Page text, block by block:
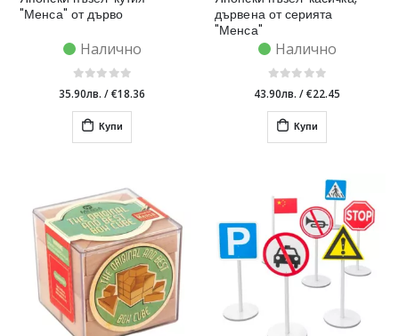
"Менса" от дърво
Налично
35.90лв. /€18.36
Купи
дървена от серията
"Менса"
Налично
43.90лв. /€22.45
Купи